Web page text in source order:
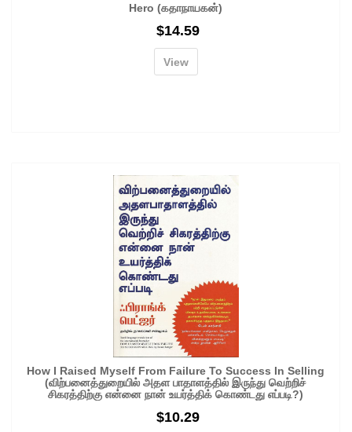
Hero (கதாநாயகன்)
$14.59
View
How I Raised Myself From Failure To Success In Selling
(விற்பனைத்துறையில் அதள பாதாளத்தில் இருந்து வெற்றிச்
சிகரத்திற்கு என்னை நான் உயர்த்திக் கொண்டது எப்படி?)
$10.29